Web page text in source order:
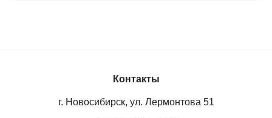
Контакты
г. Новосибирск, ул. Лермонтова 51